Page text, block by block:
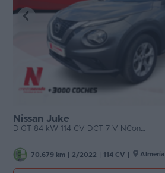
Nissan Juke
DIGT 84 kW 114 CV DCT 7 V NConnecta
70.679 km 2/2022 114 CV Almería